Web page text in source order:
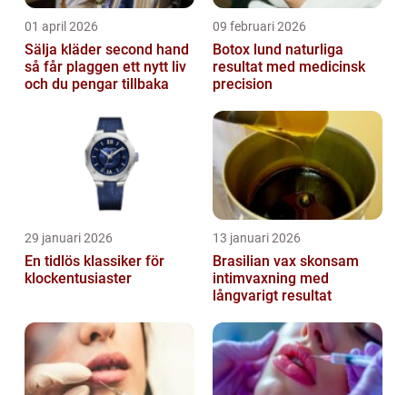
01 april 2026
Sälja kläder second hand
så får plaggen ett nytt liv
och du pengar tillbaka
09 februari 2026
Botox lund naturliga
resultat med medicinsk
precision
29 januari 2026
En tidlös klassiker för
klockentusiaster
13 januari 2026
Brasilian vax skonsam
intimvaxning med
långvarigt resultat